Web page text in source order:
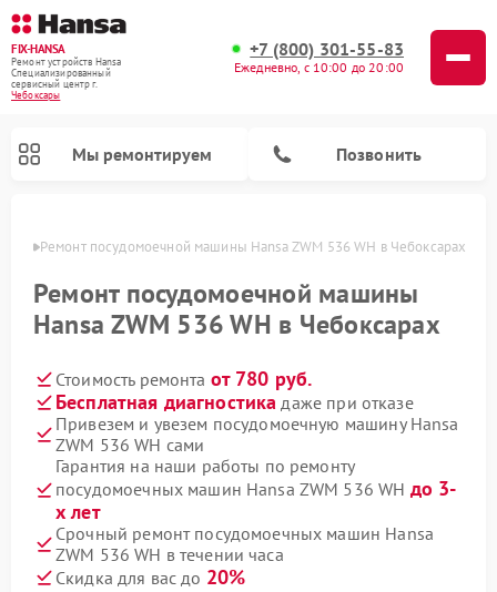
FIX-HANSA
Ремонт устройств Hansa
Специализированный
cервисный центр г.
Чебоксары
+7 (800) 301-55-83
Ежедневно, с 10:00 до 20:00
Мы ремонтируем Позвонить
Ремонт посудомоечной машины Hansa ZWM 536 WH в Чебоксарах
Ремонт посудомоечной машины
Hansa ZWM 536 WH в Чебоксарах
Стоимость ремонта от 780 руб.
Бесплатная диагностика даже при отказе
Привезем и увезем посудомоечную машину Hansa
ZWM 536 WH сами
Гарантия на наши работы по ремонту
посудомоечных машин Hansa ZWM 536 WH до 3-
х лет
Срочный ремонт посудомоечных машин Hansa
ZWM 536 WH в течении часа
Скидка для вас до 20%